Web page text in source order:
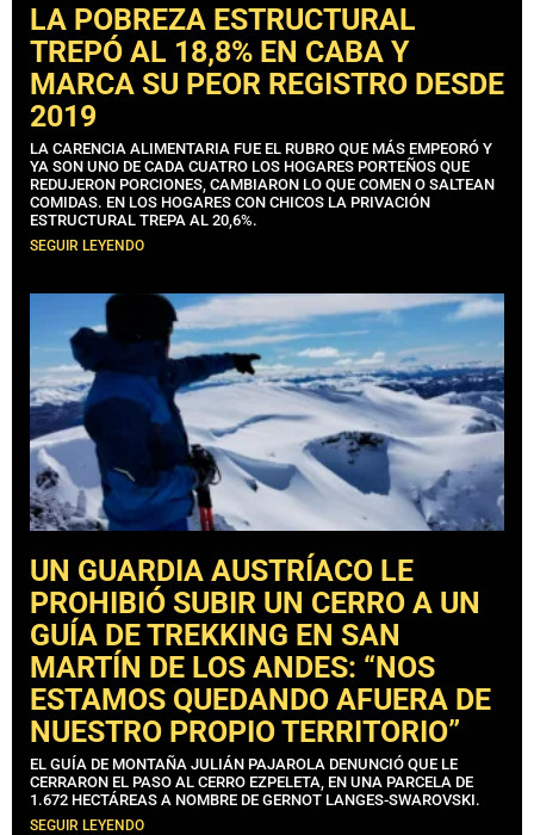
LA POBREZA ESTRUCTURAL
TREPÓ AL 18,8% EN CABA Y
MARCA SU PEOR REGISTRO DESDE
2019
LA CARENCIA ALIMENTARIA FUE EL RUBRO QUE MÁS EMPEORÓ Y
YA SON UNO DE CADA CUATRO LOS HOGARES PORTEÑOS QUE
REDUJERON PORCIONES, CAMBIARON LO QUE COMEN O SALTEAN
COMIDAS. EN LOS HOGARES CON CHICOS LA PRIVACIÓN
ESTRUCTURAL TREPA AL 20,6%.
SEGUIR LEYENDO
UN GUARDIA AUSTRÍACO LE
PROHIBIÓ SUBIR UN CERRO A UN
GUÍA DE TREKKING EN SAN
MARTÍN DE LOS ANDES: “NOS
ESTAMOS QUEDANDO AFUERA DE
NUESTRO PROPIO TERRITORIO”
EL GUÍA DE MONTAÑA JULIÁN PAJAROLA DENUNCIÓ QUE LE
CERRARON EL PASO AL CERRO EZPELETA, EN UNA PARCELA DE
1.672 HECTÁREAS A NOMBRE DE GERNOT LANGES-SWAROVSKI.
SEGUIR LEYENDO